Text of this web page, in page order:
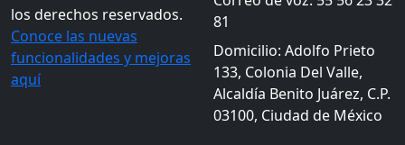
los derechos reservados.
Conoce las nuevas
funcionalidades y mejoras
aquí
81
Domicilio: Adolfo Prieto
133, Colonia Del Valle,
Alcaldía Benito Juárez, C.P.
03100, Ciudad de México